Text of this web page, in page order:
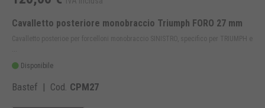
Cavalletto posteriore monobraccio Triumph FORO 27 mm
Cavalletto posterioe per forcelloni monobraccio SINISTRO, specifico per TRIUMPH e
Disponibile
Bastef | Cod. CPM27